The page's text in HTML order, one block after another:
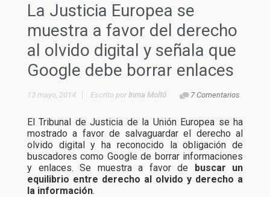
La Justicia Europea se
muestra a favor del derecho
al olvido digital y señala que
Google debe borrar enlaces
13 mayo, 2014 7 Comentarios
Escrito por Inma Moltó
El Tribunal de Justicia de la Unión Europea se ha
mostrado a favor de salvaguardar el derecho al
olvido digital y ha reconocido la obligación de
buscadores como Google de borrar informaciones
y enlaces. Se muestra a favor de buscar un
equilibrio entre derecho al olvido y derecho a
la información.